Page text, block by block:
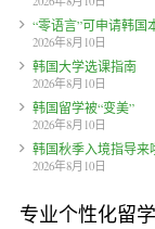
“零语言”可申请韩
2026年8月10日
韩国大学选课指南
2026年8月10日
韩国留学被“变美”
2026年8月10日
韩国秋季入境指导来
2026年8月10日
专业个性化留